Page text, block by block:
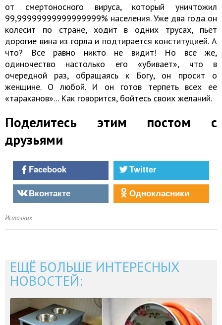
от смертоносного вируса, который уничтожил
99,99999999999999999% населения. Уже два года он
колесит по стране, ходит в одних трусах, пьет
дорогие вина из горла и подтирается конституцией. А
что? Все равно никто не видит! Но все же,
одиночество настолько его «убивает», что в
очередной раз, обращаясь к Богу, он просит о
женщине. О любой. И он готов терпеть всех ее
«тараканов»... Как говорится, бойтесь своих желаний.
Поделитесь этим постом с
друзьями
Facebook
Twitter
Вконтакте
Однокласники
Источник
ЕЩЁ БОЛЬШЕ ИНТЕРЕСНЫХ
НОВОСТЕЙ: